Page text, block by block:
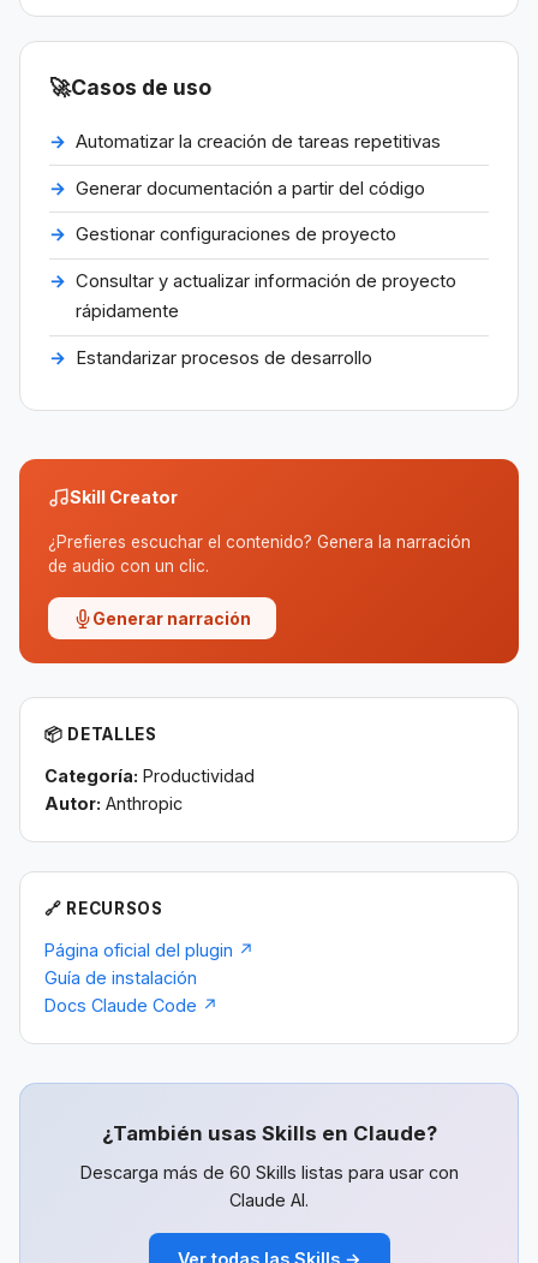
🚀Casos de uso
Automatizar la creación de tareas repetitivas
Generar documentación a partir del código
Gestionar configuraciones de proyecto
Consultar y actualizar información de proyecto
rápidamente
Estandarizar procesos de desarrollo
Skill Creator
¿Prefieres escuchar el contenido? Genera la narración
de audio con un clic.
Generar narración
📦 DETALLES
Categoría: Productividad
Autor: Anthropic
🔗 RECURSOS
Página oficial del plugin ↗
Guía de instalación
Docs Claude Code ↗
¿También usas Skills en Claude?
Descarga más de 60 Skills listas para usar con
Claude AI.